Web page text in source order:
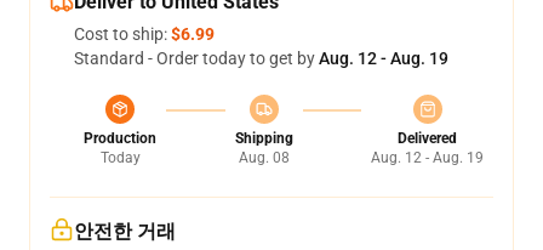
Cost to ship:$6.99
Standard - Order today to get byAug. 12 - Aug. 19
Production
Today
Shipping
Aug. 08
Delivered
Aug. 12 - Aug. 19
안전한 거래